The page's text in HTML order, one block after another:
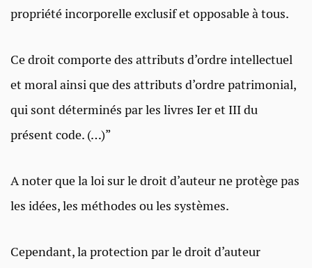
propriété incorporelle exclusif et opposable à tous.
Ce droit comporte des attributs d’ordre intellectuel
et moral ainsi que des attributs d’ordre patrimonial,
qui sont déterminés par les livres Ier et III du
présent code. (…)”
A noter que la loi sur le droit d’auteur ne protège pas
les idées, les méthodes ou les systèmes.
Cependant, la protection par le droit d’auteur